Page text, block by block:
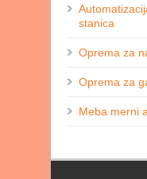
stanica
Oprema za
Oprema za
Meba merni